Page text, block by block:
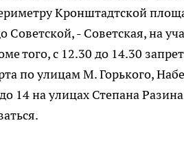
Кронштадтской
- Советская, на
того, с 12.30 до 14.30
по улицам М. Горького,
14 на улицах Степана